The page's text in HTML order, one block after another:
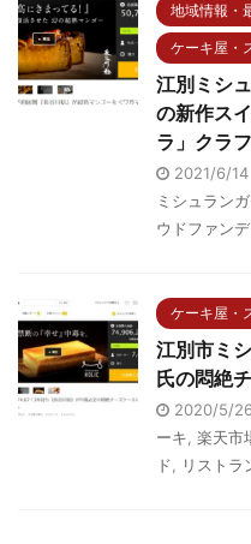
地域情報・
ケーキ屋・
江別ミシ
の新作ス
ラ」クラ
2021/6/14
ミシュラン
ウドファン
ケーキ屋・
江別市ミ
氏の悶絶
2020/5/
ーキ, 楽天市
ド, リストラ